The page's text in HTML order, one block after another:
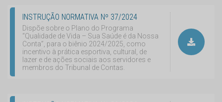
INSTRUÇÃO NORMATIVA Nº 37/2024
Dispõe sobre o Plano do Programa
“Qualidade de Vida – Sua Saúde é da Nossa
Conta”, para o biênio 2024/2025, como
incentivo à prática esportiva, cultural, de
lazer e de ações sociais aos servidores e
membros do Tribunal de Contas.